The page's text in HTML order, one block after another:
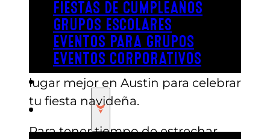
FIESTAS DE CUMPLEAÑOS
GRUPOS ESCOLARES
EVENTOS PARA GRUPOS
EVENTOS CORPORATIVOS
REVL
PRECIOS
para todo tu grupo, catering
interno con comida deliciosa y
cócteles, y montones de juegos y
actividades, no encontrarás un
lugar mejor en Austin para celebrar
tu fiesta navideña.
Para tener tiempo de estrechar